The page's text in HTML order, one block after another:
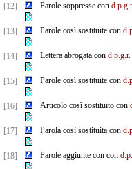
[12] Parole soppresse con
[13] Parole così sostituite con
[14] Lettera abrogata con
[15] Parole così sostituite con
[16] Articolo così sostituito con
[17] Parola così sostituita con
[18] Parole aggiunte con con